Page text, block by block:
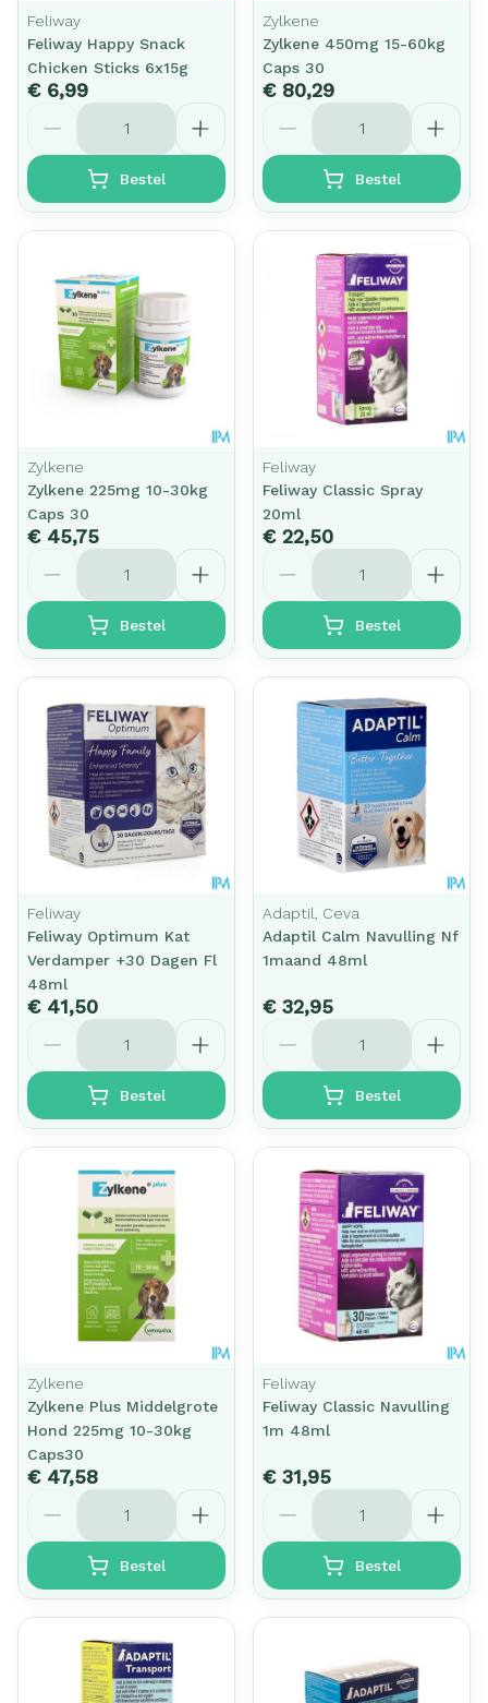
Feliway
Feliway Happy Snack
Chicken Sticks 6x15g
€ 6,99
Aantal
Bestel
Zylkene
Zylkene 450mg 15-60kg
Caps 30
€ 80,29
Aantal
Bestel
Zylkene
Zylkene 225mg 10-30kg
Caps 30
€ 45,75
Aantal
Bestel
Feliway
Feliway Classic Spray
20ml
€ 22,50
Aantal
Bestel
Feliway
Feliway Optimum Kat
Verdamper +30 Dagen Fl
48ml
€ 41,50
Aantal
Bestel
Adaptil, Ceva
Adaptil Calm Navulling Nf
1maand 48ml
€ 32,95
Aantal
Bestel
Zylkene
Zylkene Plus Middelgrote
Hond 225mg 10-30kg
Caps30
€ 47,58
Aantal
Bestel
Feliway
Feliway Classic Navulling
1m 48ml
€ 31,95
Aantal
Bestel